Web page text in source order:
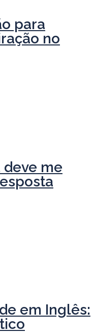
para
no
deve me
em Inglês: